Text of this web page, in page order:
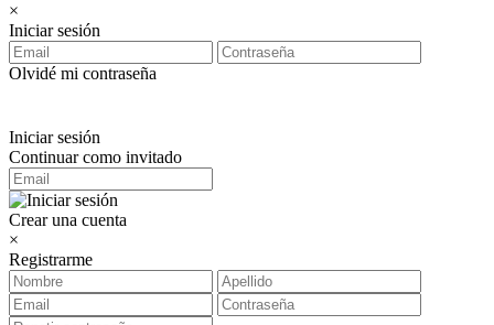
×
Iniciar sesión
Olvidé mi contraseña
Iniciar sesión
Continuar como invitado
Crear una cuenta
×
Registrarme